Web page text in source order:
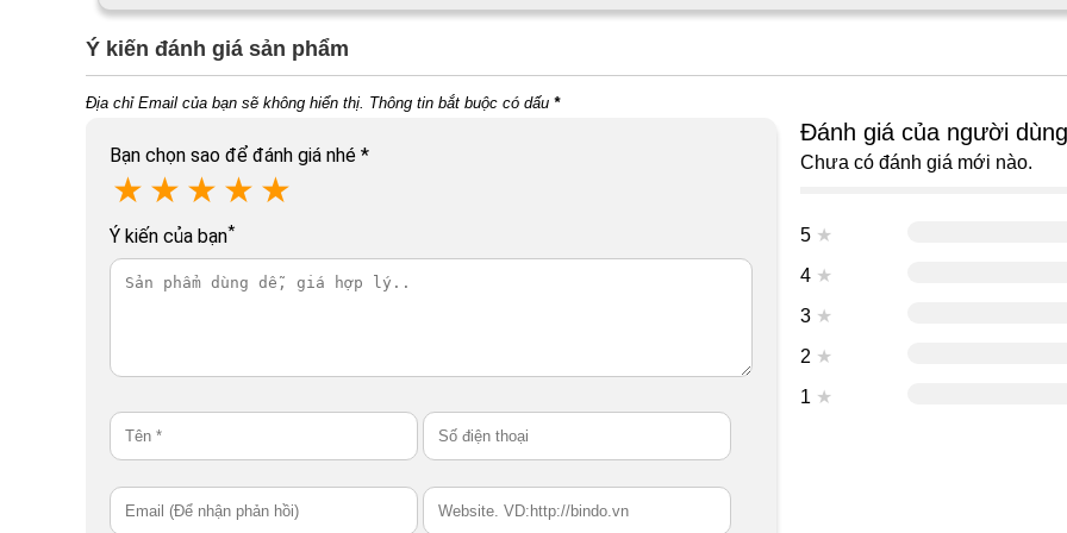
Ý kiến đánh giá sản phẩm
Địa chỉ Email của bạn sẽ không hiển thị. Thông tin bắt buộc có dấu *
Bạn chọn sao để đánh giá nhé *
★ ★ ★ ★ ★
Ý kiến của bạn*
Đánh giá của người dùng
Chưa có đánh giá mới nào.
5 ★
4 ★
3 ★
2 ★
1 ★